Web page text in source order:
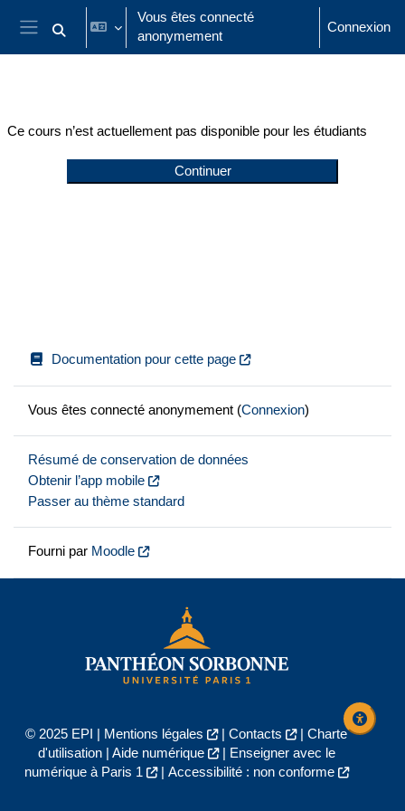
Passer au contenu principal
Panneau latéral
Activer/désactiver la saisie de recherche
Vous êtes connecté
anonymement
Connexion
Ce cours n’est actuellement pas disponible pour les étudiants
Continuer
Documentation pour cette page
Vous êtes connecté anonymement (Connexion)
Résumé de conservation de données
Obtenir l’app mobile
Passer au thème standard
Fourni par Moodle
© 2025 EPI | Mentions légales | Contacts | Charte
d'utilisation| Aide numérique |
Enseigner avec le
numérique à Paris 1
| Accessibilité : non conforme